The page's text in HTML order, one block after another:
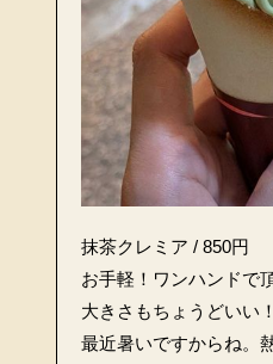
抹茶クレミア / 850円
お手軽！ワンハンドで
大きさもちょうどいい
最近暑いですからね。